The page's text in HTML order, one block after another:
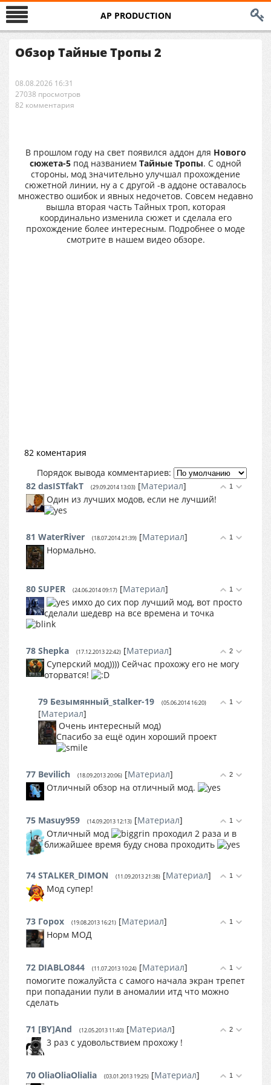
AP PRODUCTION
Обзор Тайные Тропы 2
08.08.2026 16:31
27038 просмотров
82 комментария
В прошлом году на свет появился аддон для Нового
сюжета-5 под названием Тайные Тропы. С одной
стороны, мод значительно улучшал прохождение
сюжетной линии, ну а с другой -в аддоне оставалось
множество ошибок и явных недочетов. Совсем недавно
вышла вторая часть Тайных троп, которая
координально изменила сюжет и сделала его
прохождение более интересным. Подробнее о моде
смотрите в нашем видео обзоре.
82 коментария
Порядок вывода комментариев:
1
82 dasISTfakT (29.09.2014 13:03) [Материал]
Один из лучших модов, если не лучший!
1
81 WaterRiver (18.07.2014 21:39) [Материал]
Нормально.
1
80 SUPER (24.06.2014 09:17) [Материал]
имхо до сих пор лучший мод, вот просто
сделали шедевр на все времена и точка
2
78 Shepka (17.12.2013 22:42) [Материал]
Суперский мод)))) Сейчас прохожу его не могу
оторватся!
1
79 Безымянный_stalker-19 (05.06.2014 16:20)
[Материал]
Очень интересный мод)
Спасибо за ещё один хороший проект
2
77 Bevilich (18.09.2013 20:06) [Материал]
Отличный обзор на отличный мод.
1
75 Masuy959 (14.09.2013 12:13) [Материал]
Отличный мод
проходил 2 раза и в
ближайшее время буду снова проходить
1
74 STALKER_DIMON (11.09.2013 21:38) [Материал]
Мод супер!
1
73 Горох (19.08.2013 16:21) [Материал]
Норм МОД
1
72 DIABLO844 (11.07.2013 10:24) [Материал]
помогите пожалуйста с самого начала экран трепет
при попадании пули в аномалии итд что можно
сделать
2
71 [BY]And (12.05.2013 11:40) [Материал]
3 раз с удовольствием прохожу !
1
70 OliaOliaOlialia (03.01.2013 19:25) [Материал]